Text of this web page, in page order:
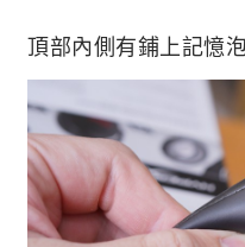
頂部內側有鋪上記憶